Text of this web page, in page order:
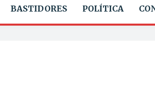
BASTIDORES POLÍTICA